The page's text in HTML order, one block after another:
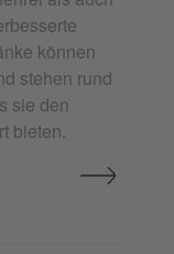
können
stehen rund
sie den
bieten.